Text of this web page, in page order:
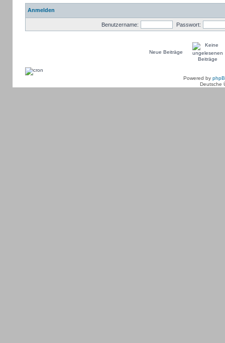
Anmelden
Benutzername: Passwort:
Neue Beiträge
Powered by
Deutsche